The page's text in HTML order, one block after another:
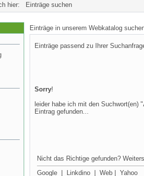
hier: Einträge suchen
Einträge in unserem Webkatalog
Einträge passend zu Ihrer
Sorry!
leider habe ich mit den Suchwort(en) "
Eintrag gefunden...
Nicht das Richtige gefunden?
Google
Linkdino Web Yahoo